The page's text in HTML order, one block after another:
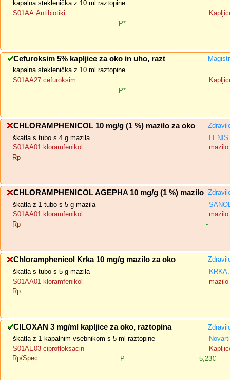
kapalna steklenička z 10 ml raztopine
S01AA Antibiotiki
P*
-
Cefuroksim 5% kapljice za oko in uho, razt
kapalna steklenička z 10 ml raztopine
S01AA27 cefuroksim
P*
-
CHLORAMPHENICOL 10 mg/g (1 %) mazilo za oko
škatla s tubo s 4 g mazila
S01AA01 kloramfenikol
Rp
-
CHLORAMPHENICOL AGEPHA 10 mg/g (1 %) mazilo
škatla z 1 tubo s 5 g mazila
S01AA01 kloramfenikol
Rp
-
Chloramphenicol Krka 10 mg/g mazilo za oko
škatla s tubo s 5 g mazila
S01AA01 kloramfenikol
Rp
-
CILOXAN 3 mg/ml kapljice za oko, raztopina
škatla z 1 kapalnim vsebnikom s 5 ml raztopine
S01AE03 ciprofloksacin
Rp/Spec
P 5,23€